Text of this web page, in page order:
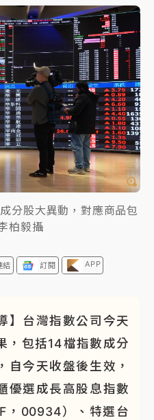
卡趣」！抽獎程序複雜 觀
數！辜仲諒向法院聲請遭
今線上預約開賣一度塞車
！東檢抗告成功 今重開羈
雨彈轟3天 「紅到發紫」降
分股大異動，對應商品包
柏毅攝
結 訂閱 APP
】台灣指數公司今天
，包括14檔指數成分
自今天收盤後生效，
優選成長高股息指數
，00934）、特選台